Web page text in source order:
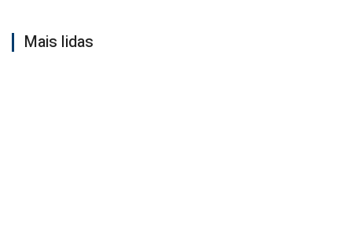
Mais lidas